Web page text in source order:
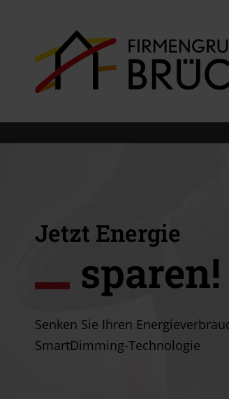
Jetzt Energie
sparen!
Senken Sie Ihren
SmartDimming-Technologie